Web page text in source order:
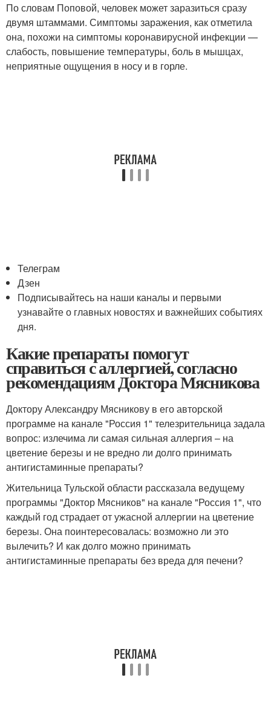
По словам Поповой, человек может заразиться сразу
двумя штаммами. Симптомы заражения, как отметила
она, похожи на симптомы коронавирусной инфекции —
слабость, повышение температуры, боль в мышцах,
неприятные ощущения в носу и в горле.
Телеграм
Дзен
Подписывайтесь на наши каналы и первыми
узнавайте о главных новостях и важнейших событиях
дня.
Какие препараты помогут
справиться с аллергией, согласно
рекомендациям Доктора Мясникова
Доктору Александру Мясникову в его авторской
программе на канале "Россия 1" телезрительница задала
вопрос: излечима ли самая сильная аллергия – на
цветение березы и не вредно ли долго принимать
антигистаминные препараты?
Жительница Тульской области рассказала ведущему
программы "Доктор Мясников" на канале "Россия 1", что
каждый год страдает от ужасной аллергии на цветение
березы. Она поинтересовалась: возможно ли это
вылечить? И как долго можно принимать
антигистаминные препараты без вреда для печени?